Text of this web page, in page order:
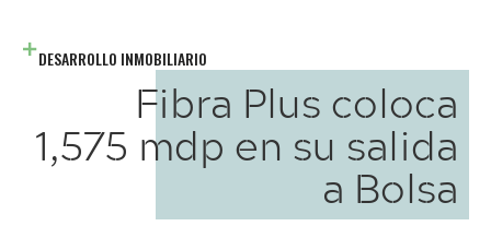
DESARROLLO INMOBILIARIO
Fibra Plus coloca
1,575 mdp en su salida
a Bolsa